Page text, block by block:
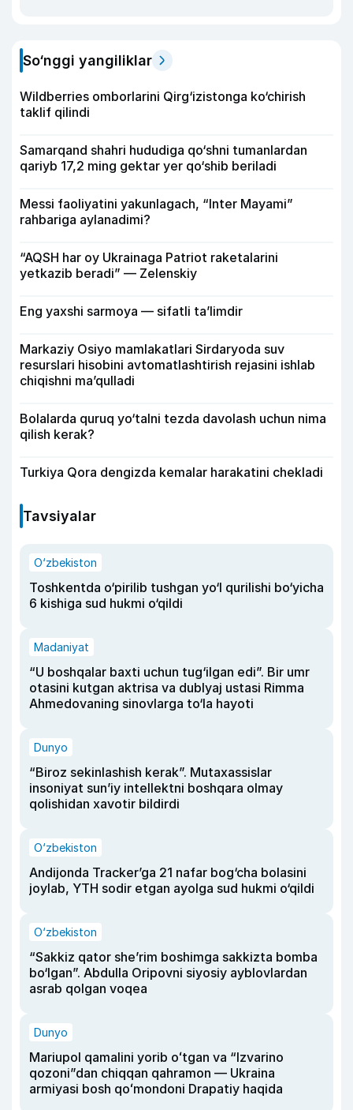
So‘nggi yangiliklar
Wildberries omborlarini Qirg‘izistonga ko‘chirish
taklif qilindi
Samarqand shahri hududiga qo‘shni tumanlardan
qariyb 17,2 ming gektar yer qo‘shib beriladi
Messi faoliyatini yakunlagach, “Inter Mayami”
rahbariga aylanadimi?
“AQSH har oy Ukrainaga Patriot raketalarini
yetkazib beradi” — Zelenskiy
Eng yaxshi sarmoya — sifatli ta’limdir
Markaziy Osiyo mamlakatlari Sirdaryoda suv
resurslari hisobini avtomatlashtirish rejasini ishlab
chiqishni ma’qulladi
Bolalarda quruq yo‘talni tezda davolash uchun nima
qilish kerak?
Turkiya Qora dengizda kemalar harakatini chekladi
Tavsiyalar
O‘zbekiston
Toshkentda o‘pirilib tushgan yo‘l qurilishi bo‘yicha
6 kishiga sud hukmi o‘qildi
Madaniyat
“U boshqalar baxti uchun tug‘ilgan edi”. Bir umr
otasini kutgan aktrisa va dublyaj ustasi Rimma
Ahmedovaning sinovlarga to‘la hayoti
Dunyo
“Biroz sekinlashish kerak”. Mutaxassislar
insoniyat sun’iy intellektni boshqara olmay
qolishidan xavotir bildirdi
O‘zbekiston
Andijonda Tracker’ga 21 nafar bog‘cha bolasini
joylab, YTH sodir etgan ayolga sud hukmi o‘qildi
O‘zbekiston
“Sakkiz qator she’rim boshimga sakkizta bomba
bo‘lgan”. Abdulla Oripovni siyosiy ayblovlardan
asrab qolgan voqea
Dunyo
Mariupol qamalini yorib oʻtgan va “Izvarino
qozoni”dan chiqqan qahramon — Ukraina
armiyasi bosh qoʻmondoni Drapatiy haqida